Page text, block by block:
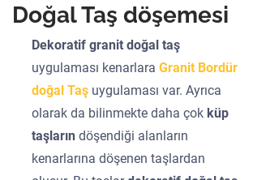
Doğal Taş döşemesi
Dekoratif granit doğal taş
uygulaması kenarlaraGranit Bordür
doğal Taş uygulaması var. Ayrıca
olarak da bilinmekte daha çok küp
taşların döşendiği alanların
kenarlarına döşenen taşlardan